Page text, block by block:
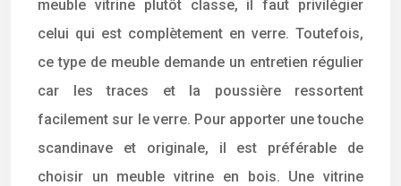
meuble vitrine plutôt classe, il faut privilégier
celui qui est complètement en verre. Toutefois,
ce type de meuble demande un entretien régulier
car les traces et la poussière ressortent
facilement sur le verre. Pour apporter une touche
scandinave et originale, il est préférable de
choisir un meuble vitrine en bois. Une vitrine